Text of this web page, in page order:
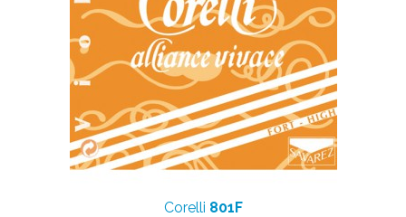
Corelli 801F